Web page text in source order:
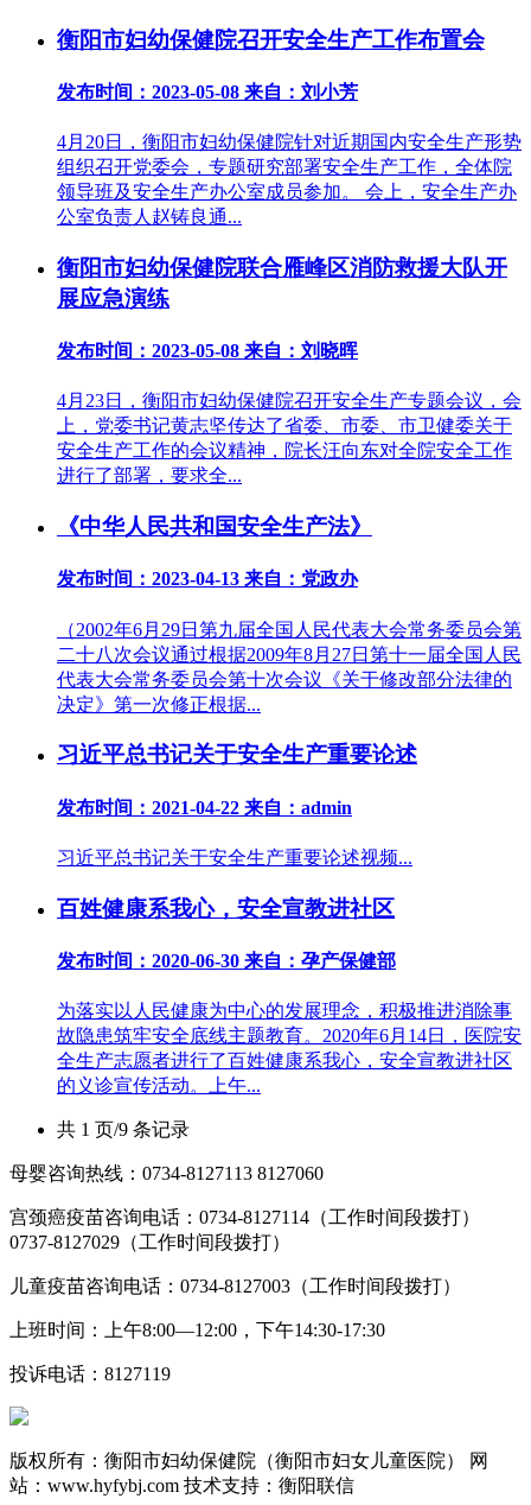
衡阳市妇幼保健院召开安全生产工作布置会
发布时间：2023-05-08 来自：刘小芳
4月20日，衡阳市妇幼保健院针对近期国内安全生产形势
组织召开党委会，专题研究部署安全生产工作，全体院
领导班及安全生产办公室成员参加。 会上，安全生产办
公室负责人赵铸良通...
衡阳市妇幼保健院联合雁峰区消防救援大队开
展应急演练
发布时间：2023-05-08 来自：刘晓晖
4月23日，衡阳市妇幼保健院召开安全生产专题会议，会
上，党委书记黄志坚传达了省委、市委、市卫健委关于
安全生产工作的会议精神，院长汪向东对全院安全工作
进行了部署，要求全...
《中华人民共和国安全生产法》
发布时间：2023-04-13 来自：党政办
（2002年6月29日第九届全国人民代表大会常务委员会第
二十八次会议通过根据2009年8月27日第十一届全国人民
代表大会常务委员会第十次会议《关于修改部分法律的
决定》第一次修正根据...
习近平总书记关于安全生产重要论述
发布时间：2021-04-22 来自：admin
习近平总书记关于安全生产重要论述视频...
百姓健康系我心，安全宣教进社区
发布时间：2020-06-30 来自：孕产保健部
为落实以人民健康为中心的发展理念，积极推进消除事
故隐患筑牢安全底线主题教育。2020年6月14日，医院安
全生产志愿者进行了百姓健康系我心，安全宣教进社区
的义诊宣传活动。上午...
共 1 页/9 条记录
母婴咨询热线：0734-8127113 8127060
宫颈癌疫苗咨询电话：0734-8127114（工作时间段拨打）
0737-8127029（工作时间段拨打）
儿童疫苗咨询电话：0734-8127003（工作时间段拨打）
上班时间：上午8:00—12:00，下午14:30-17:30
投诉电话：8127119
版权所有：衡阳市妇幼保健院（衡阳市妇女儿童医院） 网
站：www.hyfybj.com 技术支持：衡阳联信